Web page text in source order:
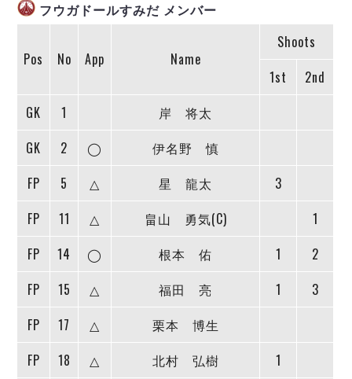
順位表
警告・退場・出場停止選手
個人ランキング｜シュート
個人ランキング｜第2PK
メットライフ生命Ｆリーグカップ 2026
大会概要
アリーナ情報
チケット情報
過去の記録
ボアルース長野
シュライカー大阪
メットライフ生命Ｆ２リーグ
ヴォスクオーレ仙台
リガーレヴィア葛飾
Y．S．C．C．横浜
ヴィンセドール白山
アグレミーナ浜松
ポルセイド浜田
ミラクルスマイル新居浜
大会概要
クラブライセンス関連
過去の記録 ARCHIVE
過去の試合記録
ディビジョン2 試合記録
Ｆリーグカップ 試合記録
リーグ統計データ
記念ゴール
担当審判員
選手の通算記録（Ｆ１）
バルドラール浦安
プロジェクト PROJECT
ABeam AWARD
DIVISION 02
フウガドールすみだ メンバー
Pos No App Name
Shoots
1st
2nd
GK
1
岸 将太
GK
2 ◯
伊名野 慎
FP
5 △ 星 龍太
3
FP
11 △ 畠山 勇気(C)
1
FP
14 ◯ 根本 佑 1
2
FP
15 △ 福田 亮 1
3
FP
17 △
栗本 博生
FP
18 △ 北村 弘樹
1